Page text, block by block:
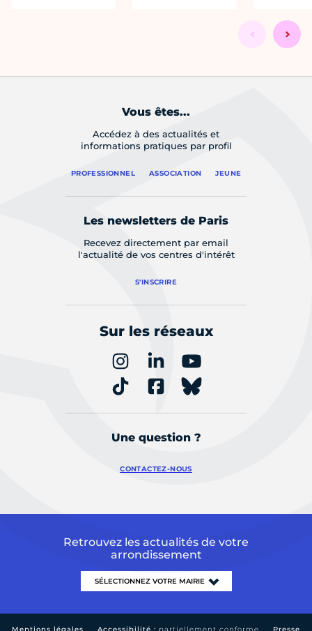
Vous êtes...
Accédez à des actualités et
informations pratiques par profil
PROFESSIONNEL ASSOCIATION JEUNE
Les newsletters de Paris
Recevez directement par email
l'actualité de vos centres d'intérêt
S'INSCRIRE
Sur les réseaux
Une question ?
CONTACTEZ-NOUS
Retrouvez les actualités de votre
arrondissement